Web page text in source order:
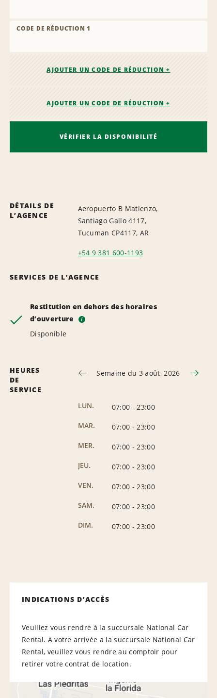
CODE DE RÉDUCTION 1
AJOUTER UN CODE DE RÉDUCTION +
AJOUTER UN CODE DE RÉDUCTION +
VÉRIFIER LA DISPONIBILITÉ
DÉTAILS DE
L’AGENCE
Aeropuerto B Matienzo,
Santiago Gallo 4117,
Tucuman CP4117, AR
+54 9 381 600-1193
SERVICES DE L’AGENCE
Restitution en dehors des horaires
d’ouverture
i
Disponible
HEURES
DE
SERVICE
Semaine du 3 août, 2026
LUN. 07:00 - 23:00
MAR.
07:00 - 23:00
MER.
07:00 - 23:00
JEU.
07:00 - 23:00
VEN.
07:00 - 23:00
SAM.
07:00 - 23:00
DIM.
07:00 - 23:00
INDICATIONS D’ACCÈS
Veuillez vous rendre à la succursale National Car
Rental. A votre arrivée a la succursale National Car
Rental, veuillez vous rendre au comptoir pour
retirer votre contrat de location.